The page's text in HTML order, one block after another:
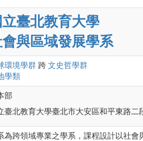
立臺北教育大學
與區域發展學系
環境學群 跨 文史哲學群
學類
部
臺北教育大學臺北市大安區和平東路二
為跨領域專業之學系，課程設計以社會